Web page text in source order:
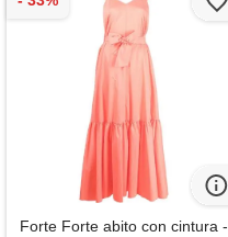
Forte Forte abito con cintura -